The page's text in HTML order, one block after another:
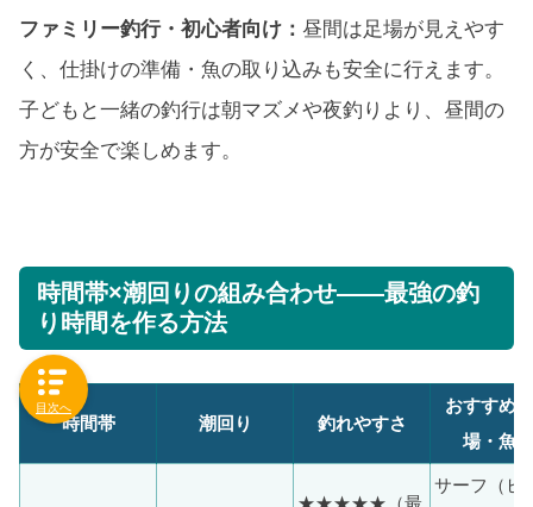
ファミリー釣行・初心者向け： 昼間は足場が見えやす
く、仕掛けの準備・魚の取り込みも安全に行えます。
子どもと一緒の釣行は朝マズメや夜釣りより、昼間の
方が安全で楽しめます。
時間帯×潮回りの組み合わせ——最強の釣
り時間を作る方法
時間帯 潮回り 釣れやすさ
おすすめ
場・魚種
★★★★★（最
サーフ（ヒ
目次へ